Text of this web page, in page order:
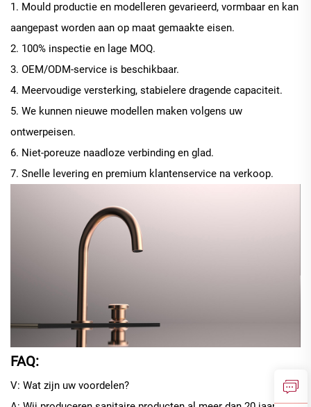
1. Mould productie en modelleren gevarieerd, vormbaar en kan
aangepast worden aan op maat gemaakte eisen.
2. 100% inspectie en lage MOQ.
3. OEM/ODM-service is beschikbaar.
4. Meervoudige versterking, stabielere dragende capaciteit.
5. We kunnen nieuwe modellen maken volgens uw
ontwerpeisen.
6. Niet-poreuze naadloze verbinding en glad.
7. Snelle levering en premium klantenservice na verkoop.
FAQ:
V: Wat zijn uw voordelen?